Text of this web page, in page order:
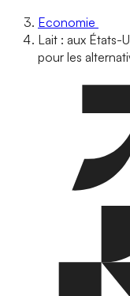
Economie
Lait : aux États-
pour les